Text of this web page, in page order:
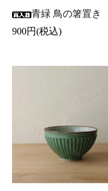
青緑 鳥の箸置き
900円(税込)